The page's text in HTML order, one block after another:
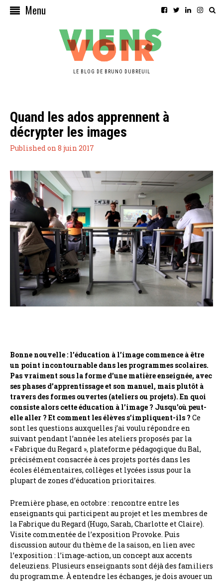
Menu
LE BLOG DE BRUNO DUBREUIL
Quand les ados apprennent à
décrypter les images
Published on 8 juin 2017
Bonne nouvelle : l’éducation à l’image commence à être
un point incontournable dans les programmes scolaires.
Pas vraiment sous la forme d’une matière enseignée, avec
ses phases d’apprentissage et son manuel, mais plutôt à
travers des formes ouvertes (ateliers ou projets). En quoi
consiste alors cette éducation à l’image ? Jusqu’où peut-
elle aller ? Et comment les élèves s’impliquent-ils ? Ce
sont les questions auxquelles j’ai voulu répondre en
suivant pendant l’année les ateliers proposés par la
« Fabrique du Regard », plateforme pédagogique du Bal,
précisément consacrée à ces projets portés dans les
écoles élémentaires, collèges et lycées issus pour la
plupart de zones d’éducation prioritaires.
Première phase, en octobre : rencontre entre les
enseignants qui participent au projet et les membres de
la Fabrique du Regard (Hugo, Sarah, Charlotte et Claire).
Visite commentée de l’exposition Provoke. Puis
discussion autour du thème de la saison, en lien avec
l’exposition : l’image-action, un concept aux accents
deleuziens. Plusieurs enseignants sont déjà des familiers
du programme. À entendre les échanges, je dois avouer un